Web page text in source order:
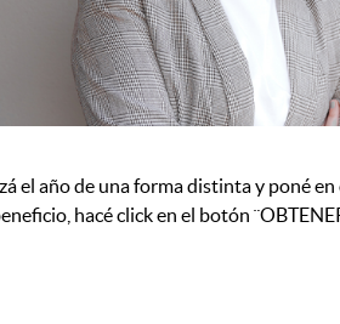
el año de una forma distinta y poné
hacé click en el botón